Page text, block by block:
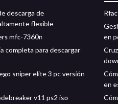
descarga de
flexible
mfc-7360n
completa para descargar
sniper elite 3 pc versión
v11 ps2 iso
en
en